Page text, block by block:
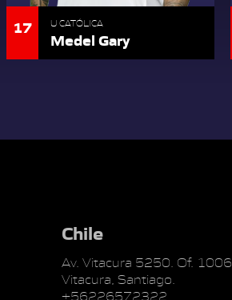
17 U CATÓLICA
Medel Gary
Chile
Av. Vitacura 5250. Of. 1006
Vitacura, Santiago.
+56226572322